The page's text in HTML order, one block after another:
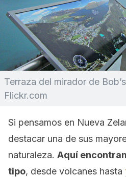
Terraza del mirador de
Flickr.com
Si pensamos en Nueva
destacar una de sus
naturaleza. Aquí
tipo, desde volcanes hasta